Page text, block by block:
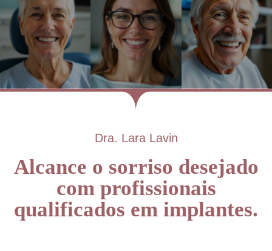
HARMONIZAÇÃO FACIAL ARTIGOS
Dra. Lara Lavin
Alcance o sorriso desejado
com profissionais
qualificados em implantes.